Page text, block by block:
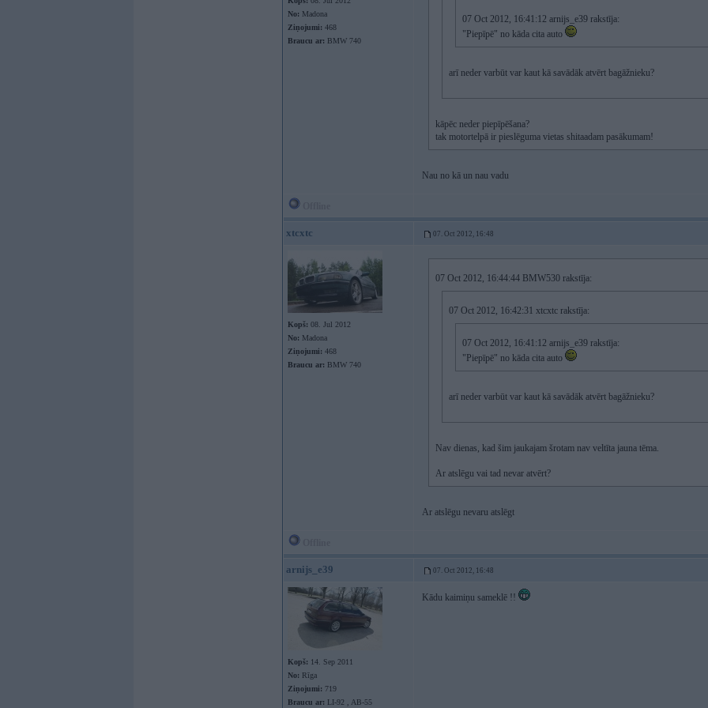
No: Madona
Ziņojumi: 468
Braucu ar: BMW 740
07 Oct 2012, 16:41:12 arnijs_e39 rakstīja:
"Piepīpē" no kāda cita auto
arī neder varbūt var kaut kā savādāk atvērt bagāžnieku?
kāpēc neder piepīpēšana?
tak motortelpā ir pieslēguma vietas shitaadam pasākumam!
Nau no kā un nau vadu
xtcxtc 07. Oct 2012, 16:48
Kopš: 08. Jul 2012
No: Madona
Ziņojumi: 468
Braucu ar: BMW 740
07 Oct 2012, 16:44:44 BMW530 rakstīja:
07 Oct 2012, 16:42:31 xtcxtc rakstīja:
07 Oct 2012, 16:41:12 arnijs_e39 rakstīja:
"Piepīpē" no kāda cita auto
arī neder varbūt var kaut kā savādāk atvērt bagāžnieku?
Nav dienas, kad šim jaukajam šrotam nav veltīta jauna tēma.
Ar atslēgu vai tad nevar atvērt?
Ar atslēgu nevaru atslēgt
arnijs_e39 07. Oct 2012, 16:48
Kopš: 14. Sep 2011
No: Rīga
Ziņojumi: 719
Braucu ar: LI-92 , AB-55
Kādu kaimiņu sameklē !!